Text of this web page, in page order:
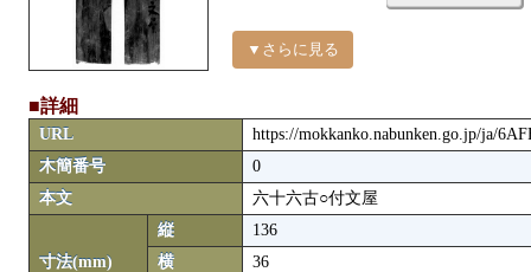
▼さらに見る
■詳細
URL
https://mokkanko.nabunken.go.jp/ja/
木簡番号
0
本文
六十六古○付文屋
寸法(mm)
縦
136
横
36